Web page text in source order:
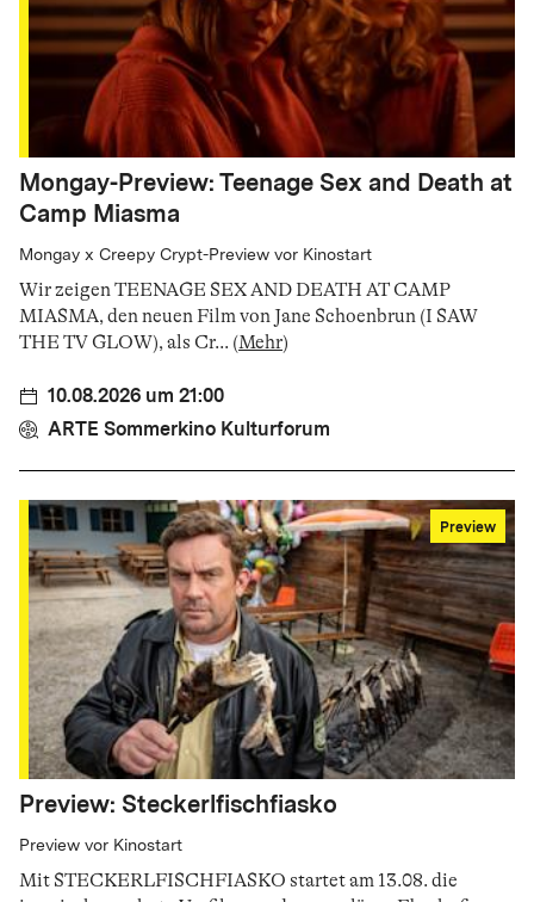
Mongay-Preview: Teenage Sex and Death at
Camp Miasma
Mongay x Creepy Crypt-Preview vor Kinostart
Wir zeigen TEENAGE SEX AND DEATH AT CAMP
MIASMA, den neuen Film von Jane Schoenbrun (I SAW
THE TV GLOW), als Cr... (Mehr)
10.08.2026 um 21:00
ARTE Sommerkino Kulturforum
Preview
Preview: Steckerlfischfiasko
Preview vor Kinostart
Mit STECKERLFISCHFIASKO startet am 13.08. die